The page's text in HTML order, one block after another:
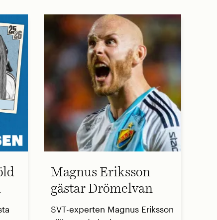
Magnus Eriksson
gästar Drömelvan
SVT-experten Magnus Eriksson